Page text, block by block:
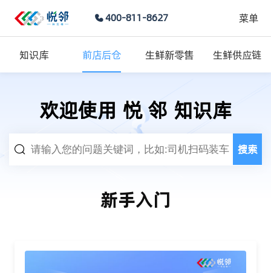
400-811-8627 菜单
知识库 前店后仓 生鲜新零售 生鲜供应链
欢迎使用 悦 邻 知识库
搜索
新手入门